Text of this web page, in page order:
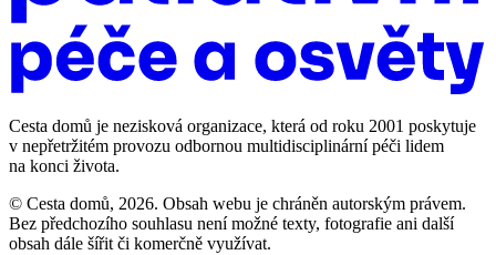
Cesta domů je nezisková organizace, která od roku 2001 poskytuje
v nepřetržitém provozu odbornou multidisciplinární péči lidem
na konci života.
© Cesta domů, 2026. Obsah webu je chráněn autorským právem.
Bez předchozího souhlasu není možné texty, fotografie ani další
obsah dále šířit či komerčně využívat.